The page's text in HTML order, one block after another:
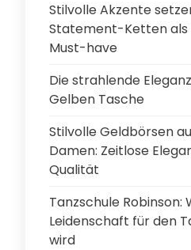
Stilvolle Akzente
Statement-Ketten als
Must-have
Die strahlende
Gelben Tasche
Stilvolle Geldbörsen
Damen: Zeitlose
Qualität
Tanzschule Robinson:
Leidenschaft für den
wird